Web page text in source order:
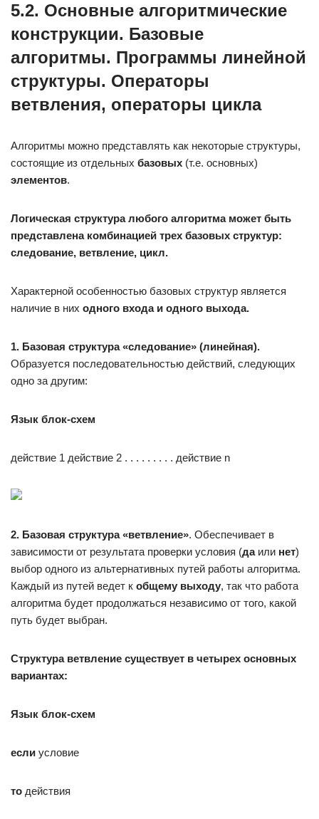
5.2. Основные алгоритмические
конструкции. Базовые
алгоритмы. Программы линейной
структуры. Операторы
ветвления, операторы цикла
Алгоритмы можно представлять как некоторые структуры,
состоящие из отдельных базовых (т.е. основных)
элементов.
Логическая структура любого алгоритма может быть
представлена комбинацией трех базовых структур:
следование, ветвление, цикл.
Характерной особенностью базовых структур является
наличие в них одного входа и одного выхода.
1. Базовая структура «следование» (линейная).
Образуется последовательностью действий, следующих
одно за другим:
Язык блок-схем
действие 1 действие 2 . . . . . . . . . действие n
2. Базовая структура «ветвление». Обеспечивает в
зависимости от результата проверки условия (даили нет)
выбор одного из альтернативных путей работы алгоритма.
Каждый из путей ведет к общему выходу, так что работа
алгоритма будет продолжаться независимо от того, какой
путь будет выбран.
Структура ветвление существует в четырех основных
вариантах:
Язык блок-схем
если условие
то действия